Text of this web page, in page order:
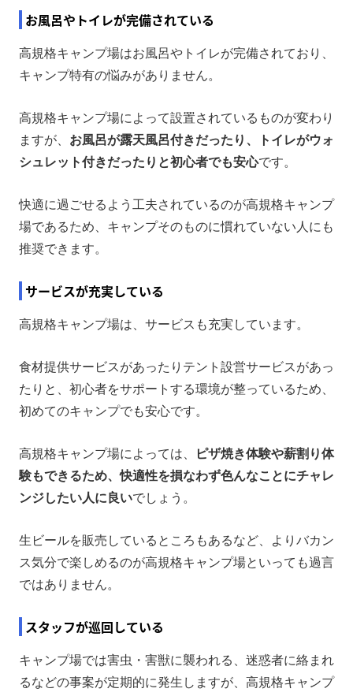
お風呂やトイレが完備されている
高規格キャンプ場はお風呂やトイレが完備されており、
キャンプ特有の悩みがありません。
高規格キャンプ場によって設置されているものが変わり
ますが、 お風呂が露天風呂付きだったり、トイレがウォ
シュレット付きだったりと初心者でも安心です。
快適に過ごせるよう工夫されているのが高規格キャンプ
場であるため、キャンプそのものに慣れていない人にも
推奨できます。
サービスが充実している
高規格キャンプ場は、サービスも充実しています。
食材提供サービスがあったりテント設営サービスがあっ
たりと、初心者をサポートする環境が整っているため、
初めてのキャンプでも安心です。
高規格キャンプ場によっては、
ピザ焼き体験や薪割り体
験もできるため、快適性を損なわず色んなことにチャレ
ンジしたい人に良いでしょう。
生ビールを販売しているところもあるなど、よりバカン
ス気分で楽しめるのが高規格キャンプ場といっても過言
ではありません。
スタッフが巡回している
キャンプ場では害虫・害獣に襲われる、迷惑者に絡まれ
るなどの事案が定期的に発生しますが、高規格キャンプ